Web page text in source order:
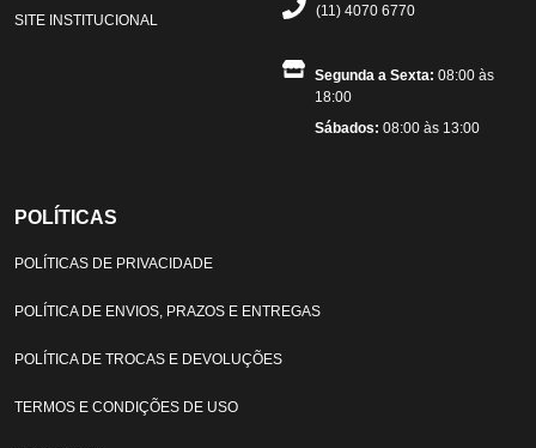
SITE INSTITUCIONAL
(11) 4070 6770
Segunda a Sexta: 08:00 às
18:00
Sábados: 08:00 às 13:00
POLÍTICAS
POLÍTICAS DE PRIVACIDADE
POLÍTICA DE ENVIOS, PRAZOS E ENTREGAS
POLÍTICA DE TROCAS E DEVOLUÇÕES
TERMOS E CONDIÇÕES DE USO